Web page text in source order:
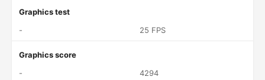
Graphics test
-
25 FPS
Graphics score
-
4294